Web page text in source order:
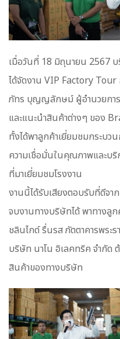
เมื่อวันที่ 18 มิถุนายน 2567
ได้จัดงาน VIP Factory
ภัทร บุญญลักษม์ ผู้อำนวยการ
และแนะนำสินค้าต่างๆ ของ
ทั้งได้พาลูกค้าเยี่ยมชมกระบว
ความเชื่อมั่นในคุณภาพและบ
ที่มาเยี่ยมชมโรงงาน
งานนี้ได้รับเสียงตอบรับที่ดีจา
จบงานทางบริษัทได้ พาทางลูก
ชลินไกด์ รื่นรส ภัตตาคารพระร
บริษัท นาโน อิเลคทริค จำกัด
สินค้าของทางบริษัท